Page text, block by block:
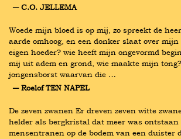
― C.O. JELLEMA
Woede mijn bloed is op mij, zo spreekt de
aarde omhoog, en een donker slaat over
eigen hoeder? wie heeft mijn ongevormd
mij uit adem en grond, wie maakte mijn
jongensborst waarvan die …
― Roelof TEN NAPEL
De zeven zwanen Er dreven zeven witte
helder als bergkristal dat meer was ontstaan
mensentranen op de bodem van een duister